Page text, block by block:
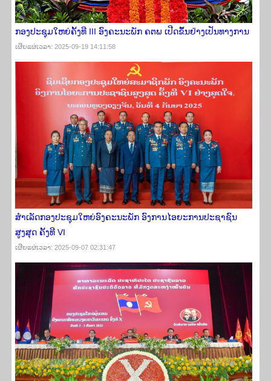
ກອງປະຊຸມໃຫຍ່ຄັ້ງທີ III ອົງຄະນະພັກ ຄຕພ ເປີດຂຶ້ນຢ່າງເປັນທາງການ
ເຜີຍ​ແຜ່​ເວ​ລາ: 2025-09-19 14:11:58
ສຳເລັດກອງປະຊຸມໃຫຍ່ອົງຄະນະພັກ ອົງການໄອຍະການປະຊາຊົນ
ສູງສຸດ ຄັ້ງທີ VI
ເຜີຍ​ແຜ່​ເວ​ລາ: 2025-09-07 02:31:47